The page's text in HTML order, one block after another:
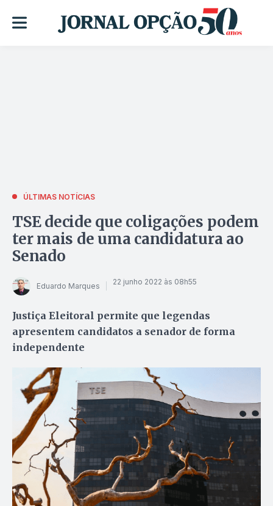
ÚLTIMAS NOTÍCIAS
TSE decide que coligações podem
ter mais de uma candidatura ao
Senado
Eduardo Marques 22 junho 2022 às 08h55
Justiça Eleitoral permite que legendas
apresentem candidatos a senador de forma
independente